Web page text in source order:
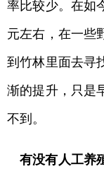
率比较少。在如
元左右，在一些
到竹林里面去寻
渐的提升，只是
不到。
有没有人工养